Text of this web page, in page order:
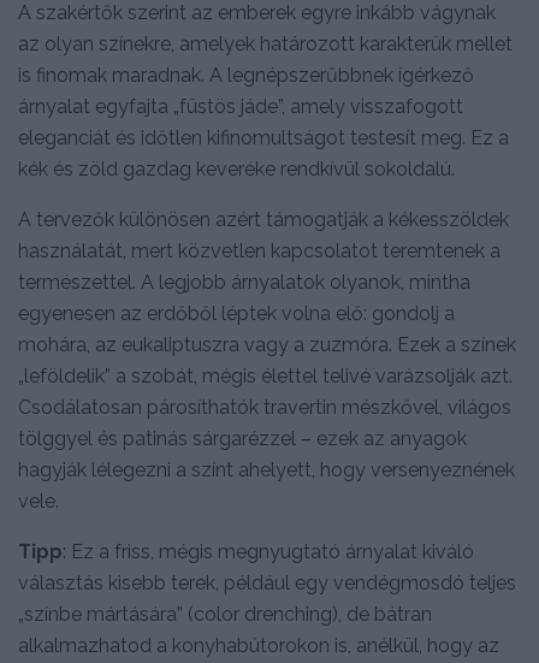
A szakértők szerint az emberek egyre inkább vágynak
az olyan színekre, amelyek határozott karakterük mellet
is finomak maradnak. A legnépszerűbbnek ígérkező
árnyalat egyfajta „füstös jáde”, amely visszafogott
eleganciát és időtlen kifinomultságot testesít meg. Ez a
kék és zöld gazdag keveréke rendkívül sokoldalú.
A tervezők különösen azért támogatják a kékesszöldek
használatát, mert közvetlen kapcsolatot teremtenek a
természettel. A legjobb árnyalatok olyanok, mintha
egyenesen az erdőből léptek volna elő: gondolj a
mohára, az eukaliptuszra vagy a zuzmóra. Ezek a színek
„leföldelik” a szobát, mégis élettel telivé varázsolják azt.
Csodálatosan párosíthatók travertin mészkővel, világos
tölggyel és patinás sárgarézzel – ezek az anyagok
hagyják lélegezni a színt ahelyett, hogy versenyeznének
vele.
Tipp: Ez a friss, mégis megnyugtató árnyalat kiváló
választás kisebb terek, például egy vendégmosdó teljes
„színbe mártására” (color drenching), de bátran
alkalmazhatod a konyhabútorokon is, anélkül, hogy az